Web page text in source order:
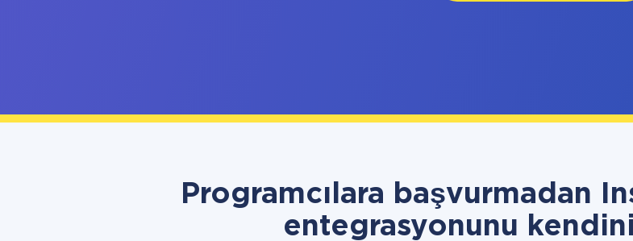
Programcılara başvurmadan
entegrasyonunu